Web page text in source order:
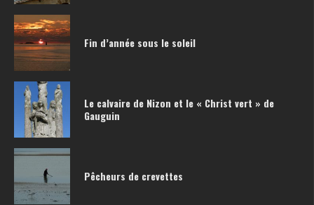
Fin d’année sous le soleil
Le calvaire de Nizon et le « Christ vert » de
Gauguin
Pêcheurs de crevettes